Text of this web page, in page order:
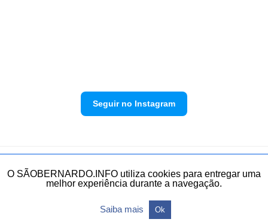
Seguir no Instagram
Política de privacidade Envie sua denúncia
O SÃOBERNARDO.INFO utiliza cookies para entregar uma
melhor experiência durante a navegação.
Saiba mais Ok